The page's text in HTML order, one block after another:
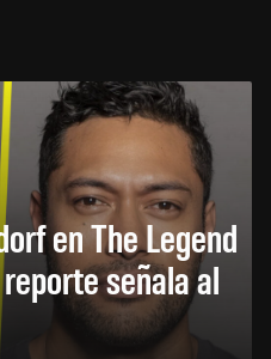
en The Legend
señala al